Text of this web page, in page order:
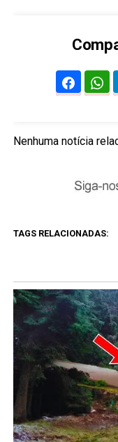
Nenhuma notícia
TAGS RELACIONADAS: